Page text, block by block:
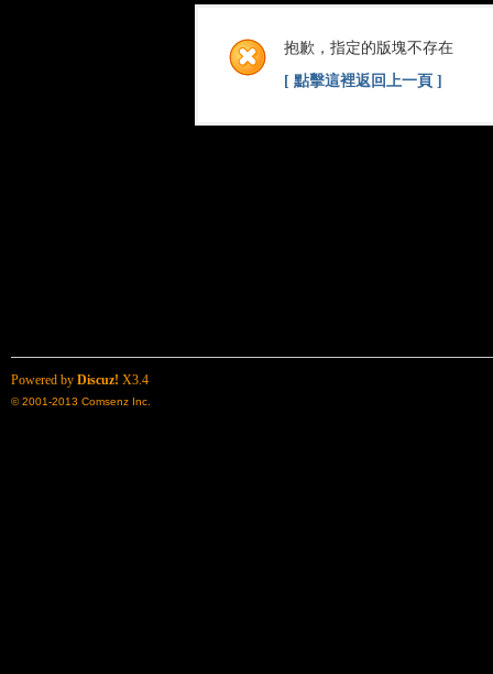
抱歉，指定的版塊不存在
[ 點擊這裡返回上一頁 ]
Powered by Discuz! X3.4
© 2001-2013 Comsenz Inc.